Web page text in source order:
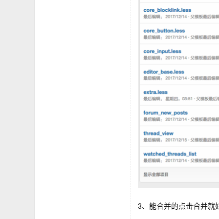
3、能合并的点击合并就